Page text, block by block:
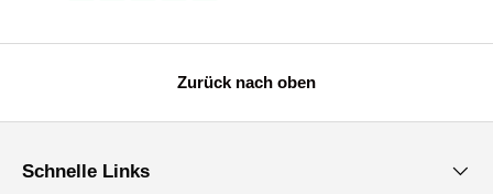
Zurück nach oben
Schnelle Links